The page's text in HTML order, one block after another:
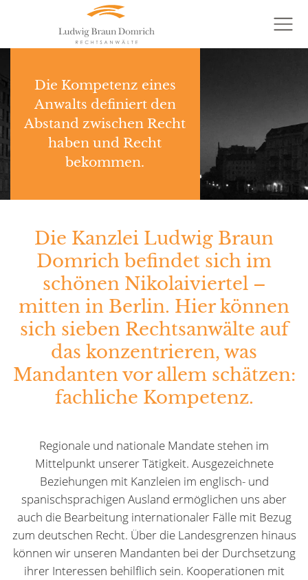
Die Kompetenz eines
Anwalts definiert den
Abstand zwischen Recht
haben und Recht
bekommen.
Die Kanzlei Ludwig Braun
Domrich befindet sich im
schönen Nikolaiviertel –
mitten in Berlin. Hier können
sich sieben Rechtsanwälte auf
das konzentrieren, was
Mandanten vor allem schätzen:
fachliche Kompetenz.
Regionale und nationale Mandate stehen im
Mittelpunkt unserer Tätigkeit. Ausgezeichnete
Beziehungen mit Kanzleien im englisch- und
spanischsprachigen Ausland ermöglichen uns aber
auch die Bearbeitung internationaler Fälle mit Bezug
zum deutschen Recht. Über die Landesgrenzen hinaus
können wir unseren Mandanten bei der Durchsetzung
ihrer Interessen behilflich sein. Kooperationen mit